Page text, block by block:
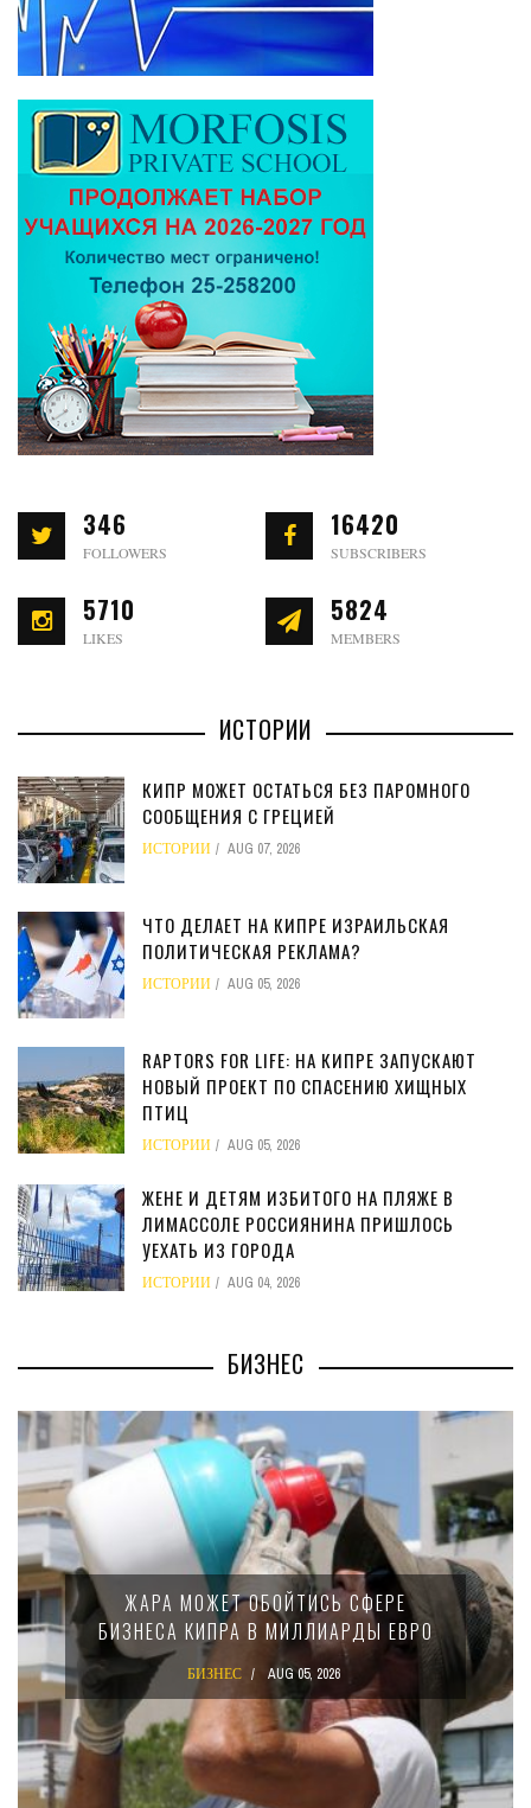
346
FOLLOWERS
16420
SUBSCRIBERS
5710
LIKES
5824
MEMBERS
ИСТОРИИ
КИПР МОЖЕТ ОСТАТЬСЯ БЕЗ ПАРОМНОГО
СООБЩЕНИЯ С ГРЕЦИЕЙ
ИСТОРИИ AUG 07, 2026
ЧТО ДЕЛАЕТ НА КИПРЕ ИЗРАИЛЬСКАЯ
ПОЛИТИЧЕСКАЯ РЕКЛАМА?
ИСТОРИИ AUG 05, 2026
RAPTORS FOR LIFE: НА КИПРЕ ЗАПУСКАЮТ
НОВЫЙ ПРОЕКТ ПО СПАСЕНИЮ ХИЩНЫХ
ПТИЦ
ИСТОРИИ AUG 05, 2026
ЖЕНЕ И ДЕТЯМ ИЗБИТОГО НА ПЛЯЖЕ В
ЛИМАССОЛЕ РОССИЯНИНА ПРИШЛОСЬ
УЕХАТЬ ИЗ ГОРОДА
ИСТОРИИ AUG 04, 2026
БИЗНЕС
ЖАРА МОЖЕТ ОБОЙТИСЬ СФЕРЕ
БИЗНЕСА КИПРА В МИЛЛИАРДЫ ЕВРО
БИЗНЕС AUG 05, 2026